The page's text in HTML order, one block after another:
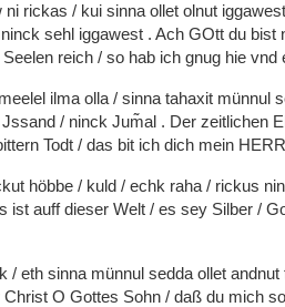
ni rickas / kui sinna ollet olnut iggawest
ninck sehl iggawest . Ach GOtt du bist
Seelen reich / so hab ich gnug hie vnd
meelel ilma olla / sinna tahaxit münnul
Jssand / ninck Jum͂al . Der zeitlichen
Todt / das bit ich dich mein HERR
höbbe / kuld / echk raha / rickus
ist auffdieser Welt / es sey Silber /
/ eth sinna münnul sedda ollet andnut
Christ O Gottes Sohn / daß du mich